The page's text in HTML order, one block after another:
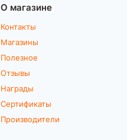
О магазине
Контакты
Магазины
Полезное
Отзывы
Награды
Сертификаты
Производители